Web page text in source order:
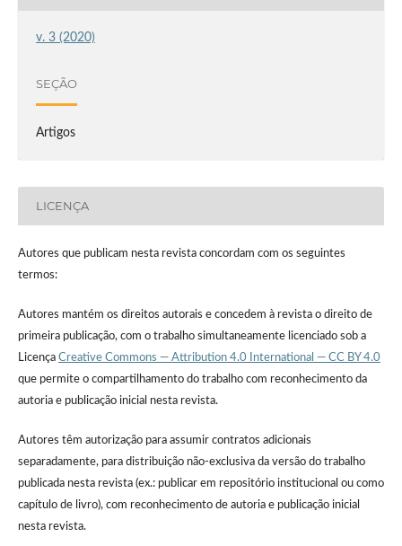
v. 3 (2020)
SEÇÃO
Artigos
LICENÇA
Autores que publicam nesta revista concordam com os seguintes
termos:
Autores mantém os direitos autorais e concedem à revista o direito de
primeira publicação, com o trabalho simultaneamente licenciado sob a
Licença Creative Commons — Attribution 4.0 International — CC BY 4.0
que permite o compartilhamento do trabalho com reconhecimento da
autoria e publicação inicial nesta revista.
Autores têm autorização para assumir contratos adicionais
separadamente, para distribuição não-exclusiva da versão do trabalho
publicada nesta revista (ex.: publicar em repositório institucional ou como
capítulo de livro), com reconhecimento de autoria e publicação inicial
nesta revista.